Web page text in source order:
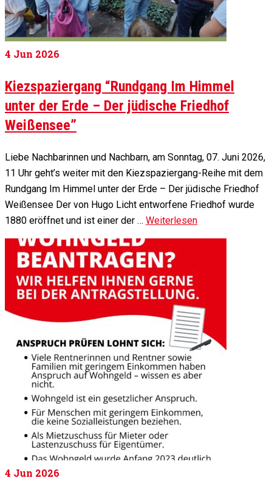
4 Jun 2026
Kiezspaziergang “Rundgang Im Himmel
unter der Erde – Der jüdische Friedhof
Weißensee”
Liebe Nachbarinnen und Nachbarn, am Sonntag, 07. Juni 2026,
11 Uhr geht’s weiter mit den Kiezspaziergang-Reihe mit dem
Rundgang Im Himmel unter der Erde – Der jüdische Friedhof
Weißensee Der von Hugo Licht entworfene Friedhof wurde
1880 eröffnet und ist einer der … Weiterlesen
4 Jun 2026